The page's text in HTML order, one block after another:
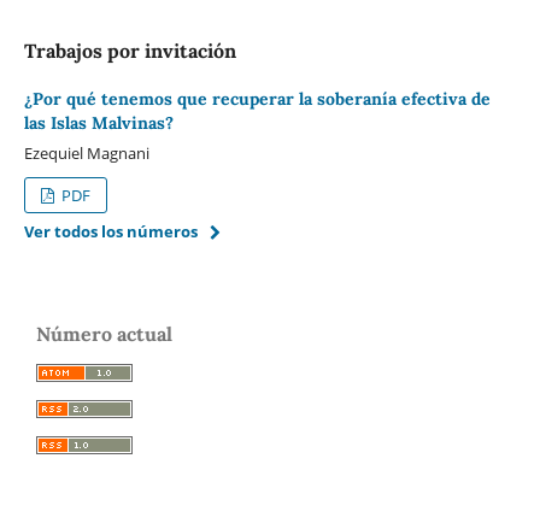
Trabajos por invitación
¿Por qué tenemos que recuperar la soberanía efectiva de
las Islas Malvinas?
Ezequiel Magnani
PDF
Ver todos los números
Número actual